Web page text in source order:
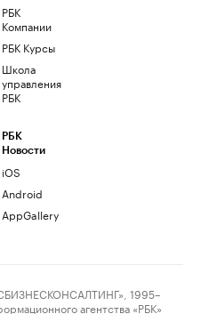
РБК
Компании
РБК Курсы
Школа
управления
РБК
РБК
Новости
iOS
Android
AppGallery
1995–
агентства «РБК»